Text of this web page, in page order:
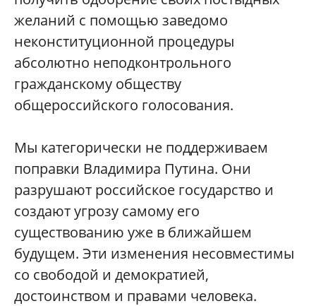
желаний с помощью заведомо
неконституционной процедуры
абсолютно неподконтрольного
гражданскому обществу
общероссийского голосования.
Мы категорически не поддерживаем
поправки Владимира Путина. Они
разрушают российское государство и
создают угрозу самому его
существованию уже в ближайшем
будущем. Эти изменения несовместимы
со свободой и демократией,
достоинством и правами человека.